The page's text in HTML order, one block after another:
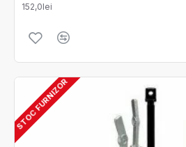
152,0lei
STOC FURNIZOR